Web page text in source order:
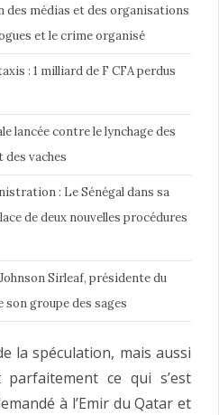
des médias et des organisations
et le crime organisé
: 1 milliard de F CFA perdus
lancée contre le lynchage des
vaches
: Le Sénégal dans sa
de deux nouvelles procédures
Sirleaf, présidente du
groupe des sages
la spéculation, mais aussi
ce qui s’est
à l’Emir du Qatar et